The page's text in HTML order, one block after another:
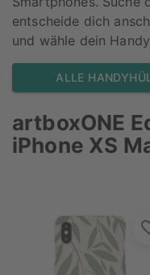
entscheide dich
und wähle dein
ALLE
artboxONE
iPhone XS